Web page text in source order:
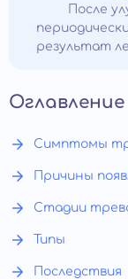
После
результат
Оглавление
Симптомы
Причины
Стадии
Типы
Последствия